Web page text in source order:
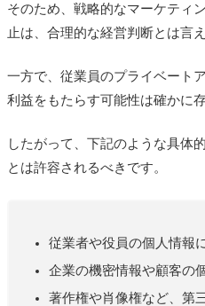
そのため、戦略的なマーケティ
止は、合理的な経営判断とは言
一方で、従業員のプライベート
利益をもたらす可能性は確かに
したがって、下記のような具体
とは許容されるべきです。
従業者や役員の個人情報
企業の機密情報や顧客の
著作権や肖像権など、第